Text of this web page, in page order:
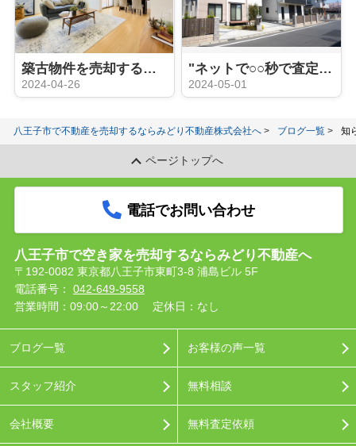
築古物件を売却するときにリフォームは必要？
2024-04-26
"ネットで○○秒で査定"はウソ？ホント？：机上査定と訪問査定の違い
2024-05-01
八王子市で不動産を売却するならみどり不動産株式会社へ ブログ一覧 知
ページトップへ
電話でお問い合わせ
八王子市で空き家を売却するならみどり不動産へ
〒192-0082 東京都八王子市東町3-8 浦島ビル 5F
電話番号： 042-649-9558
営業時間：09:00～22:00
定休日：なし
ブログ一覧
スタッフ紹介
会社概要
お客様の声一覧
無料相談
無料査定依頼